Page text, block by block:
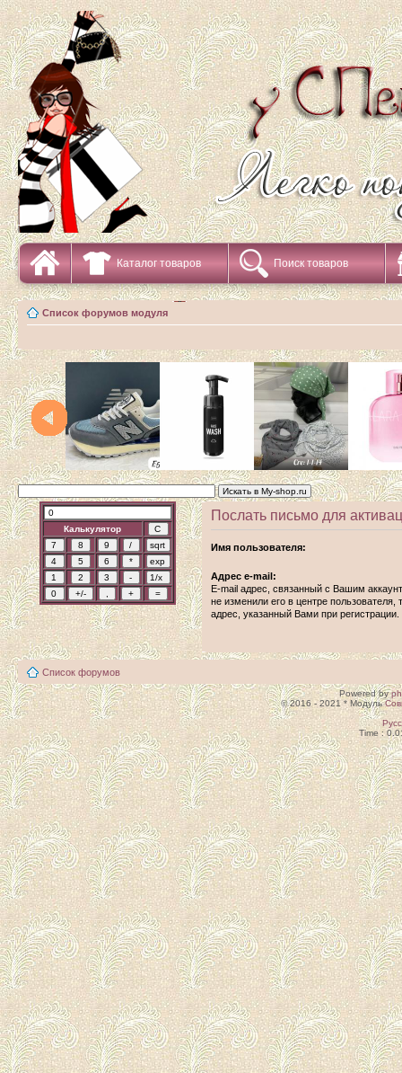
Каталог товаров Поиск товаров
Список форумов модуля
Калькулятор
Послать письмо для
Имя пользователя:
Адрес e-mail:
E-mail адрес, связанный с Вашим
не изменили его в центре пользователя,
адрес, указанный Вами при регистрации.
Список форумов
Powered by
© 2016 - 2021 * Модуль
Time :